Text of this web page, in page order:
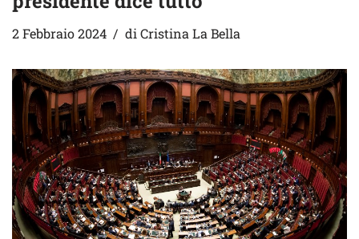
2 Febbraio 2024 diCristina La Bella